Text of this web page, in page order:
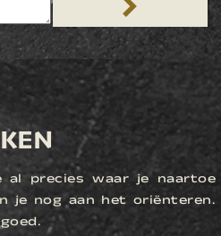
al precies waar je naartoe
je nog aan het oriënteren.